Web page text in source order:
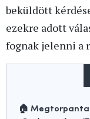
beküldött
ezekre adott
fognak jelenni a
🏠